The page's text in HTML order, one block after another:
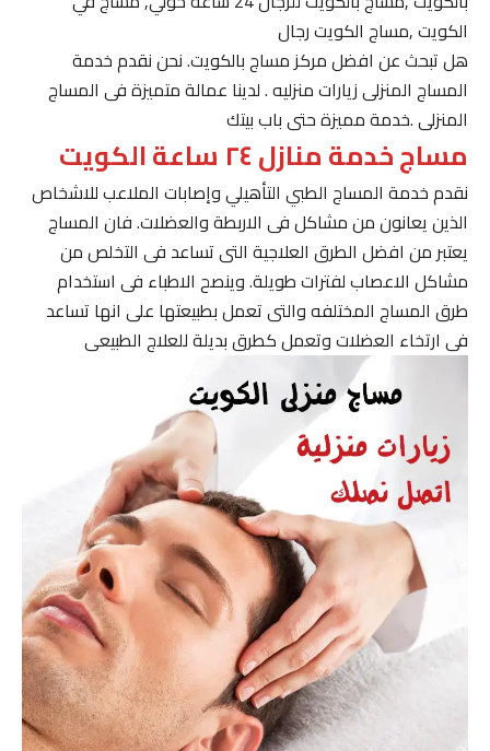
الكويت ,مساج الكويت رجال
هل تبحث عن افضل مركز مساج بالكويت. نحن نقدم خدمة
المساج المنزلى زيارات منزليه . لدينا عمالة متميزة فى المساج
المنزلى .خدمة مميزة حتى باب بيتك
مساج خدمة منازل ٢٤ ساعة الكويت
نقدم خدمة المساج الطبي التأهيلي وإصابات الملاعب للاشخاص
الذين يعانون من مشاكل فى الاربطة والعضلات. فان المساج
يعتبر من افضل الطرق العلاجية التى تساعد فى التخلص من
مشاكل الاعصاب لفترات طويلة. وينصح الاطباء فى استخدام
طرق المساج المختلفه والتى تعمل بطبيعتها على انها تساعد
فى ارتخاء العضلات وتعمل كطرق بديلة للعلاج الطبيعى